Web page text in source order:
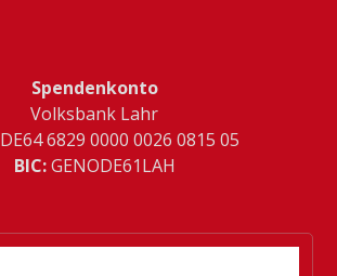
Spendenkonto
Volksbank Lahr
­DE64 6829 0000 0026 0815 05
BIC:GENODE61LAH